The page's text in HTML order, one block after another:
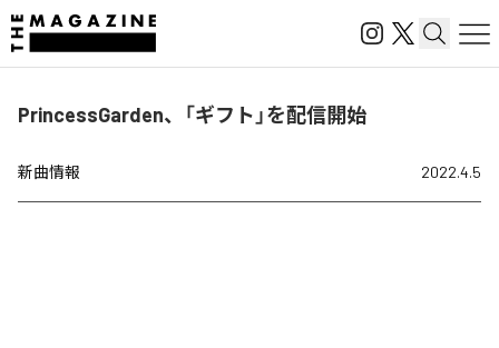
PrincessGarden、「ギフト」を配信開始
新曲情報 2022.4.5